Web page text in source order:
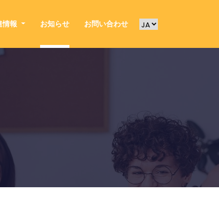
情報 お知らせ お問い合わせ